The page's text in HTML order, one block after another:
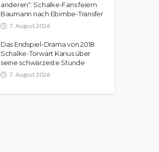
anderen“: Schalke-Fans feiern
Baumann nach Ebimbe-Transfer
7. August 2026
Das Endspiel-Drama von 2018:
Schalke-Torwart Karius über
seine schwärzeste Stunde
7. August 2026